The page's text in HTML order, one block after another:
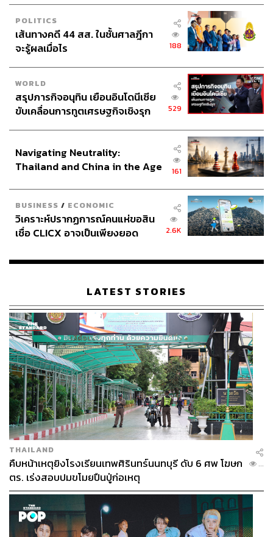
POLITICS
เส้นทางคดี 44 สส. ในชั้นศาลฎีกา
จะรู้ผลเมื่อไร
188
WORLD
สรุปภารกิจอนุทิน เยือนอินโดนีเซีย
ขับเคลื่อนการทูตเศรษฐกิจเชิงรุก
529
Navigating Neutrality:
Thailand and China in the Age
161
BUSINESS / ECONOMIC
วิเคราะห์ปรากฏการณ์คนแห่ขอสิน
เชื่อ CLICX อาจเป็นเพียงยอด
เรือนไทยที่ถูกซุกไว้
2.6K
LATEST STORIES
THAILAND
คืบหน้าเหตุยิงโรงเรียนเทพศิรินทร์นนทบุรี ดับ 6 ศพ โฆษก
ตร. เร่งสอบปมขโมยปืนปู่ก่อเหตุ
...